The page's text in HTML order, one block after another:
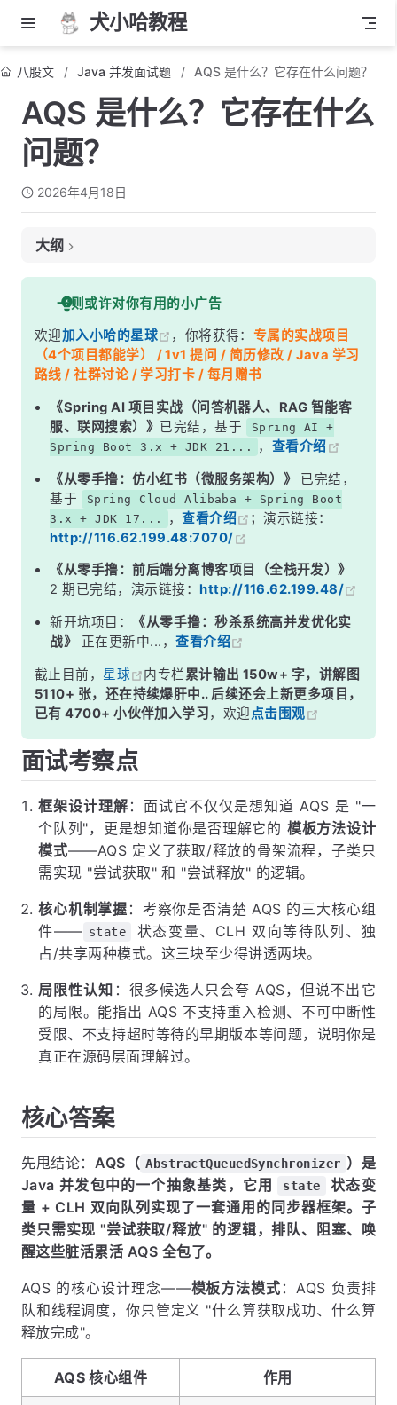
犬小哈教程
八股文 Java 并发面试题 AQS 是什么？它存在什么问题？
AQS 是什么？它存在什么
问题？
2026年4月18日
大纲
面试考察点
核心答案
深度解析
一、state——AQS 的 &quot;状态机&quot;
二、CLH 双向队列——线程排队的 &quot;等候区&quot;
三、获取锁的完整流程（独占模式）
五、AQS 存在什么问题？
面试高频追问
记忆口诀
总结
一则或许对你有用的小广告
欢迎加入小哈的星球 ，你将获得： 专属的实战项目
（4个项目都能学） / 1v1 提问 / 简历修改 / Java 学习
路线 / 社群讨论 / 学习打卡 / 每月赠书
《Spring AI 项目实战（问答机器人、RAG 智能客
服、联网搜索）》 已完结，基于
Spring AI +
Spring Boot 3.x + JDK 21...
， 查看介绍
《从零手撸：仿小红书（微服务架构）》
已完结，
基于
Spring Cloud Alibaba + Spring Boot
3.x + JDK 17...
，查看介绍
；演示链接：
http://116.62.199.48:7070/
《从零手撸：前后端分离博客项目（全栈开发）》
2 期已完结，演示链接： http://116.62.199.48/
新开坑项目：
《从零手撸：秒杀系统高并发优化实
战》
正在更新中...，查看介绍
截止目前， 星球 内专栏累计输出 150w+ 字，讲解图
5110+ 张，还在持续爆肝中.. 后续还会上新更多项目，
已有 4700+ 小伙伴加入学习，欢迎点击围观
面试考察点
框架设计理解 ：面试官不仅仅是想知道 AQS 是 "一
个队列"，更是想知道你是否理解它的 模板方法设计
模式——AQS 定义了获取/释放的骨架流程，子类只
需实现 "尝试获取" 和 "尝试释放" 的逻辑。
核心机制掌握 ：考察你是否清楚 AQS 的三大核心组
件—— state
状态变量、CLH 双向等待队列、独
占/共享两种模式。这三块至少得讲透两块。
局限性认知 ：很多候选人只会夸 AQS，但说不出它
的局限。能指出 AQS 不支持重入检测、不可中断性
受限、不支持超时等待的早期版本等问题，说明你是
真正在源码层面理解过。
核心答案
先甩结论： AQS（ AbstractQueuedSynchronizer ）是
Java 并发包中的一个抽象基类，它用
state
状态变
量 + CLH 双向队列实现了一套通用的同步器框架。子
类只需实现 "尝试获取/释放" 的逻辑，排队、阻塞、唤
醒这些脏活累活 AQS 全包了。
AQS 的核心设计理念——模板方法模式 ：AQS 负责排
队和线程调度，你只管定义 "什么算获取成功、什么算
释放完成"。
AQS 核心组件 作用